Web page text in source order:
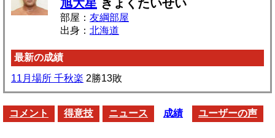
旭大星 きょくたいせい
部屋： 友綱部屋
出身： 北海道
最新の成績
11月場所 千秋楽 2勝13敗
コメント 得意技 ニュース 成績 ユーザーの声